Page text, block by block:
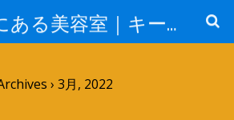
生駒市にある美容室｜キールヘアー
› 3月, 2022